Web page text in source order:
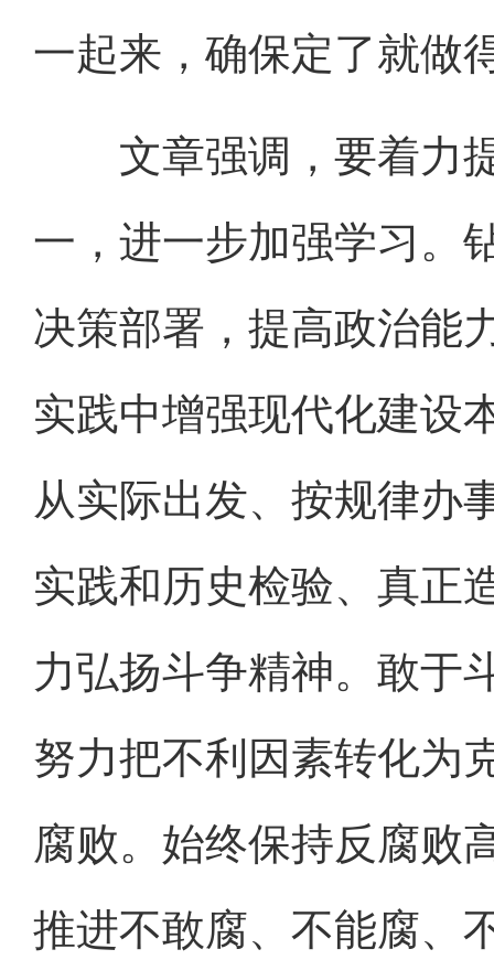
一起来，确保定了就做
文章强调，要着力提
一，进一步加强学习。
决策部署，提高政治能
实践中增强现代化建设
从实际出发、按规律办
实践和历史检验、真正
力弘扬斗争精神。敢于
努力把不利因素转化为
腐败。始终保持反腐败
推进不敢腐、不能腐、